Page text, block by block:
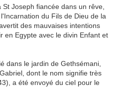
St Joseph fiancée dans un rêve
du Fils de Dieu de la
des mauvaises intentions
en Egypte avec le divin Enfant et
dans le jardin de Gethsémani
dont le nom signifie très
) , a été envoyé du ciel pour le